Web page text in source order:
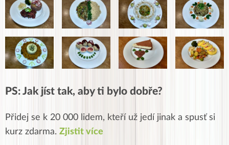
PS: Jak jíst tak, aby ti bylo dobře?
Přidej se k 20 000 lidem, kteří už jedí jinak a spusť si
kurz zdarma. Zjistit více